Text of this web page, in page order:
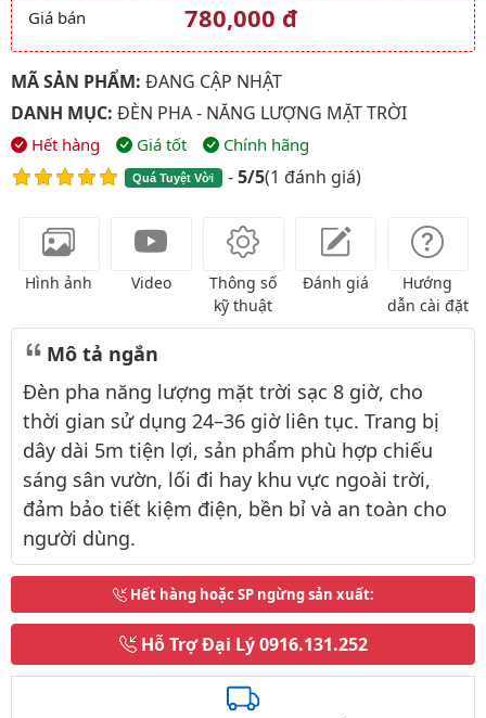
Giá và khuyến mãi
Giá bán 780,000 đ
MÃ SẢN PHẨM: ĐANG CẬP NHẬT
DANH MỤC: ĐÈN PHA - NĂNG LƯỢNG MẶT TRỜI
Hết hàng Giá tốt Chính hãng
Quá Tuyệt Vời -5/5(1 đánh giá)
Hình ảnh Video
Thông số
kỹ thuật
Đánh giá
Hướng
dẫn cài đặt
Mô tả ngắn
Đèn pha năng lượng mặt trời sạc 8 giờ, cho
thời gian sử dụng 24–36 giờ liên tục. Trang bị
dây dài 5m tiện lợi, sản phẩm phù hợp chiếu
sáng sân vườn, lối đi hay khu vực ngoài trời,
đảm bảo tiết kiệm điện, bền bỉ và an toàn cho
người dùng.
Hết hàng hoặc SP ngừng sản xuất:
Hỗ Trợ Đại Lý0916.131.252